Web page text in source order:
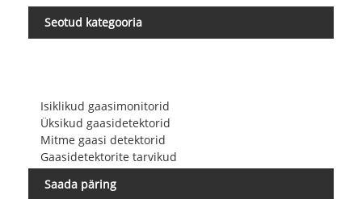
Seotud kategooria
Isiklikud gaasimonitorid
Üksikud gaasidetektorid
Mitme gaasi detektorid
Gaasidetektorite tarvikud
Saada päring